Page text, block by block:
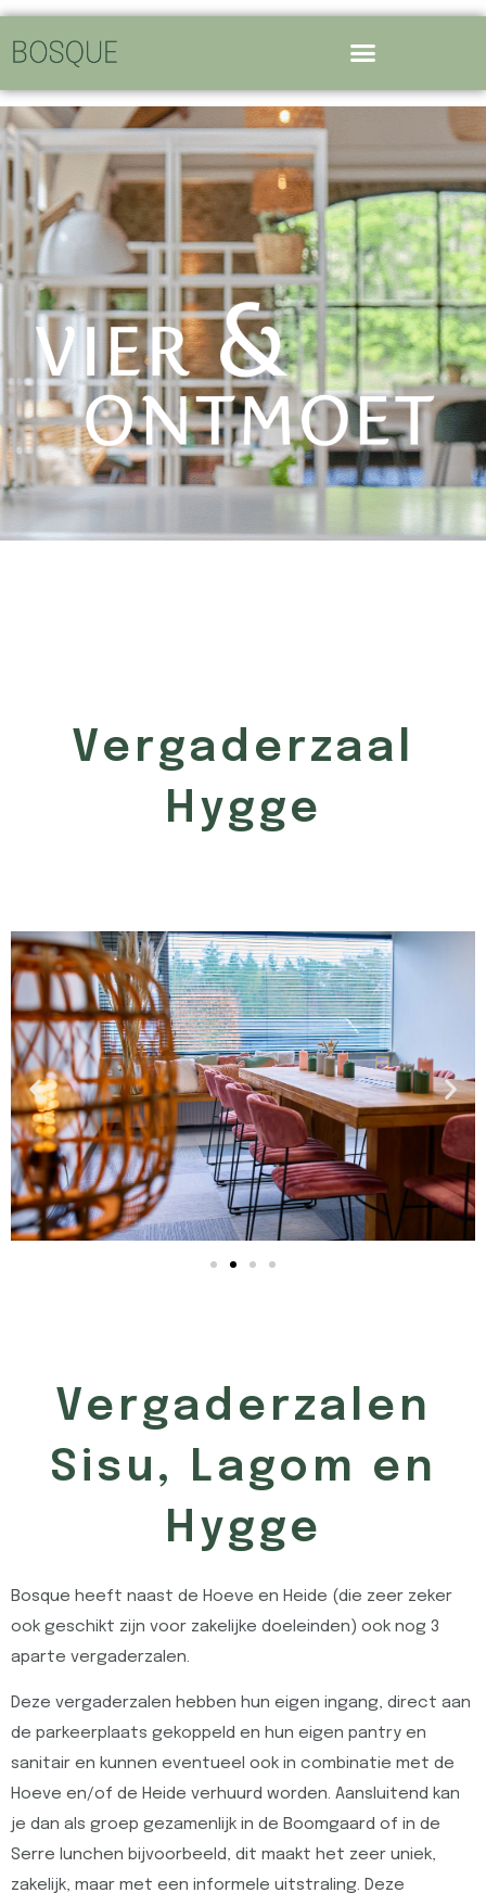
Vergaderzaal
Hygge
Vergaderzalen
Sisu, Lagom en
Hygge
Bosque heeft naast de Hoeve en Heide (die zeer zeker
ook geschikt zijn voor zakelijke doeleinden) ook nog 3
aparte vergaderzalen.
Deze vergaderzalen hebben hun eigen ingang, direct aan
de parkeerplaats gekoppeld en hun eigen pantry en
sanitair en kunnen eventueel ook in combinatie met de
Hoeve en/of de Heide verhuurd worden. Aansluitend kan
je dan als groep gezamenlijk in de Boomgaard of in de
Serre lunchen bijvoorbeeld, dit maakt het zeer uniek,
zakelijk, maar met een informele uitstraling. Deze